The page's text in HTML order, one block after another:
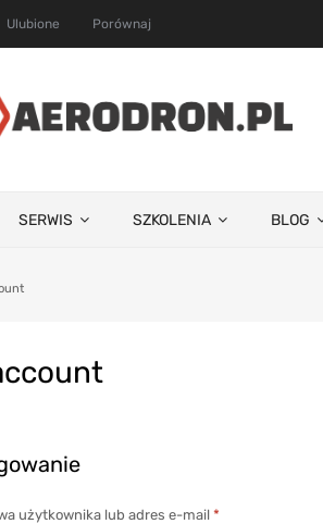
Ulubione Porównaj
SERWIS SZKOLENIA BLOG
użytkownika lub adres e-mail *